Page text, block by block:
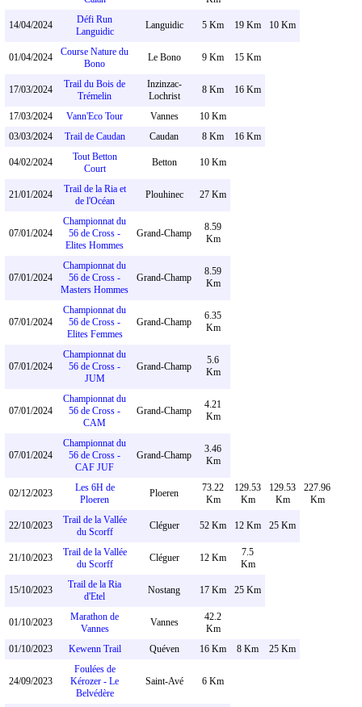
14/04/2024
Défi Run
Languidic
Languidic 5 Km 19 Km 10 Km
01/04/2024
Course Nature du
Bono
Le Bono 9 Km 15 Km
17/03/2024
Trail du Bois de
Trémelin
Inzinzac-
Lochrist
8 Km 16 Km
17/03/2024 Vann'Eco Tour Vannes
10 Km
03/03/2024
Trail de Caudan Caudan 8 Km 16 Km
04/02/2024
Tout Betton
Court
Betton 10 Km
21/01/2024
Trail de la Ria et
de l'Océan
Plouhinec 27 Km
07/01/2024
Championnat du
56 de Cross -
Elites Hommes
Grand-Champ
8.59
Km
07/01/2024
Championnat du
56 de Cross -
Masters Hommes
Grand-Champ
8.59
Km
07/01/2024
Championnat du
56 de Cross -
Elites Femmes
Grand-Champ
6.35
Km
07/01/2024
Championnat du
56 de Cross -
JUM
Grand-Champ
5.6
Km
07/01/2024
Championnat du
56 de Cross -
CAM
Grand-Champ
4.21
Km
07/01/2024
Championnat du
56 de Cross -
CAF JUF
Grand-Champ
3.46
Km
02/12/2023
Les 6H de
Ploeren
Ploeren
73.22
Km
129.53
Km
129.53
Km
227.96
Km
22/10/2023
Trail de la Vallée
du Scorff
Cléguer 52 Km 12 Km 25 Km
21/10/2023
Trail de la Vallée
du Scorff
Cléguer 12 Km
7.5
Km
15/10/2023
Trail de la Ria
d'Etel
Nostang 17 Km 25 Km
01/10/2023
Marathon de
Vannes
Vannes
42.2
Km
01/10/2023
Kewenn Trail Quéven 16 Km 8 Km 25 Km
24/09/2023
Foulées de
Kérozer - Le
Belvédère
Saint-Avé 6 Km